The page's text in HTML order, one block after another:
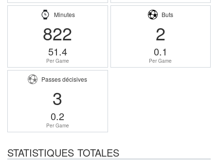
Minutes
822
51.4
Per Game
Buts
2
0.1
Per Game
Passes décisives
3
0.2
Per Game
STATISTIQUES TOTALES